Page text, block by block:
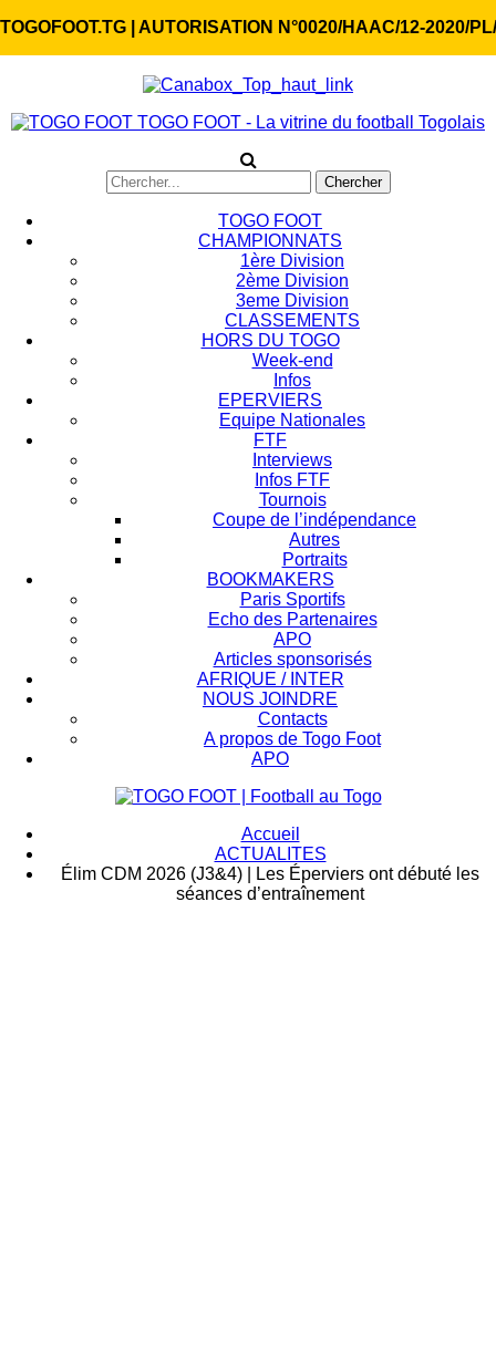
TOGOFOOT.TG | AUTORISATION N°0020/HAAC/12-2020/
TOGO FOOT - La vitrine du football Togolais
TOGO FOOT
CHAMPIONNATS
1ère Division
2ème Division
3eme Division
CLASSEMENTS
HORS DU TOGO
Week-end
Infos
EPERVIERS
Equipe Nationales
FTF
Interviews
Infos FTF
Tournois
Coupe de l’indépendance
Autres
Portraits
BOOKMAKERS
Paris Sportifs
Echo des Partenaires
APO
Articles sponsorisés
AFRIQUE / INTER
NOUS JOINDRE
Contacts
A propos de Togo Foot
APO
Accueil
ACTUALITES
Élim CDM 2026 (J3&4) | Les Éperviers ont débuté les
séances d’entraînement